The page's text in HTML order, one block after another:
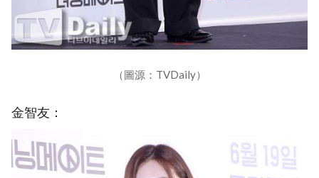
（圖源：TVDaily）
金智友：